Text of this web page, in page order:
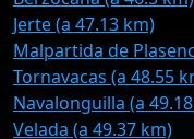
Jerte (a 47.13 km)
Malpartida de
Tornavacas (a 48.55
Navalonguilla (a
Velada (a 49.37 km)